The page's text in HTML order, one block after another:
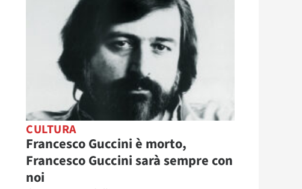
CULTURA
Francesco Guccini è morto,
Francesco Guccini sarà sempre con
noi